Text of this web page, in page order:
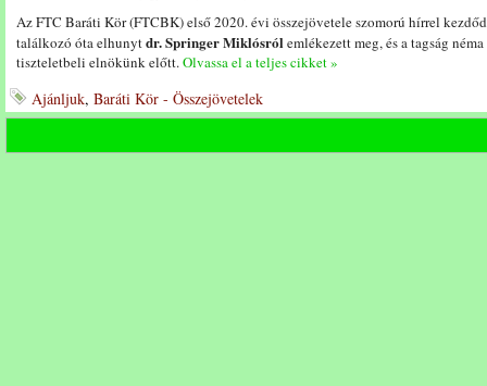
Az FTC Baráti Kör (FTCBK) első 2020. évi összejövetele szomorú hírrel
találkozó óta elhunytdr. Springer Miklósrólemlékezett meg, és a tagság
tiszteletbeli elnökünk előtt.Olvassa el a teljes cikket »
Ajánljuk, Baráti Kör - Összejövetelek